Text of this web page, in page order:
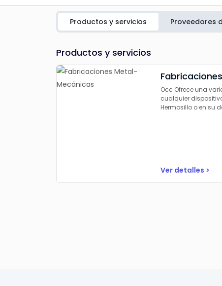
Productos y servicios Proveedores
Productos y servicios
Occ Ofrece una
cualquier
Hermosillo o en su
Ver detalles >